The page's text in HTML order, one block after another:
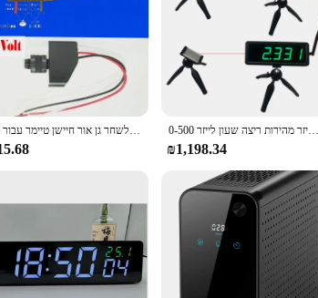
of style and functionality in their living spaces.
making it an eco-friendly choice for your home
glow at pre-determined intervals. Whether you're
your comfort and convenience. The USB charging
for setting the timer, ensuring that anyone can
that can be used in various settings. It's perfect for
it can serve as a subtle reminder of your workspace,
your space without turning on the main lights, thus
is an essential accessory for your home or office.
אוטומטי חשכה לשחר גן אור חיישן טיימר עבור 12V גן אורות שקיעה לייזר מהירות ריצה שעון לייזר 0-500m תקשורת אלחוטית 8 מ '8 מ' הוביל ביעילות הוביל מסלול טיימר עבור שימוש בחדר כושר
₪1,198.34